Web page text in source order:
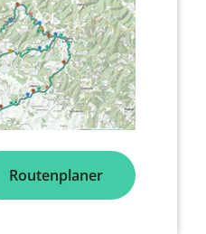
Routenplaner